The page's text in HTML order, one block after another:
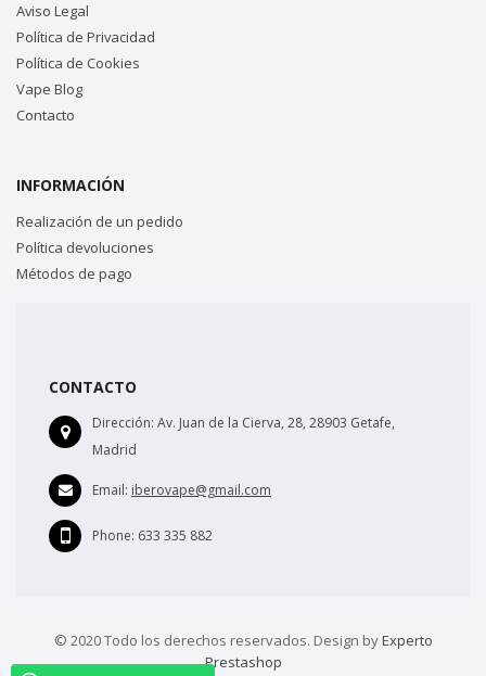
Aviso Legal
Política de Privacidad
Política de Cookies
Vape Blog
Contacto
INFORMACIÓN
Realización de un pedido
Política devoluciones
Métodos de pago
CONTACTO
Dirección: Av. Juan de la Cierva, 28, 28903 Getafe,
Madrid
Email: iberovape@gmail.com
Phone: 633 335 882
© 2020 Todo los derechos reservados. Design byExperto
Prestashop